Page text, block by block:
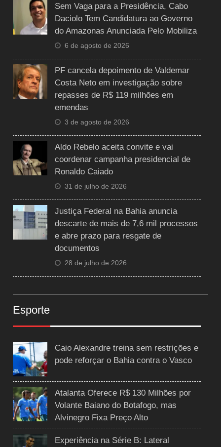
Sem Vaga para a Presidência, Cabo
Daciolo Tem Candidatura ao Governo
do Amazonas Anunciada Pelo Mobiliza
6 de agosto de 2026
PF cancela depoimento de Valdemar
Costa Neto em investigação sobre
repasses de R$ 119 milhões em
emendas
3 de agosto de 2026
Aldo Rebelo aceita convite e vai
coordenar campanha presidencial de
Ronaldo Caiado
31 de julho de 2026
Justiça Federal na Bahia anuncia
descarte de mais de 7,6 mil processos
e abre prazo para resgate de
documentos
28 de julho de 2026
Esporte
Caio Alexandre treina sem restrições e
pode reforçar o Bahia contra o Vasco
Atalanta Oferece R$ 130 Milhões por
Volante Baiano do Botafogo, mas
Alvinegro Fixa Preço Alto
Experiência na Série B: Lateral